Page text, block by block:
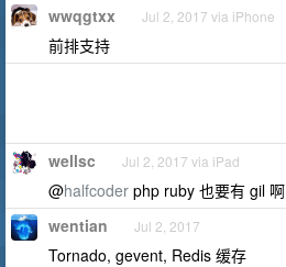
wwqgtxx Jul 2, 2017 via iPhone
前排支持
wellsc Jul 2, 2017 via iPad
@halfcoder php ruby 也要有 gil 啊
wentian Jul 2, 2017
Tornado, gevent, Redis 缓存